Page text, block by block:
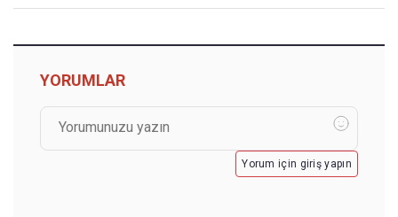
YORUMLAR
Yorum için giriş yapın